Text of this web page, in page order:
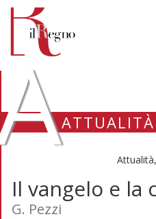
ATTUALITÀ
Il vangelo e la
G. Pezzi